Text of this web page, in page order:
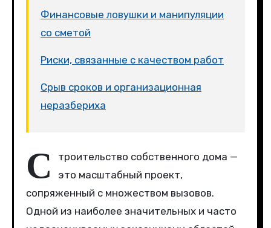
Финансовые ловушки и манипуляции
со сметой
Риски, связанные с качеством работ
Срыв сроков и организационная
неразбериха
С
троительство собственного дома —
это масштабный проект,
сопряженный с множеством вызовов.
Одной из наиболее значительных и часто